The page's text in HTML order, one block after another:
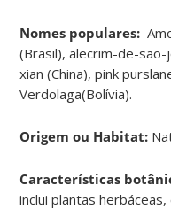
Nomes populares:
(Brasil), alecrim-de-são-
xian (China), pink
Verdolaga(Bolívia).
Origem ou Habitat:
Características
inclui plantas